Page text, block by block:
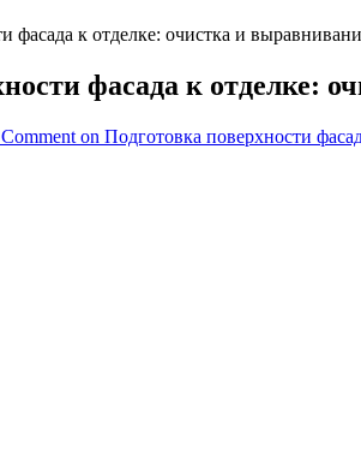
фасада к отделке: очистка и
фасада к отделке:
on Подготовка поверхности